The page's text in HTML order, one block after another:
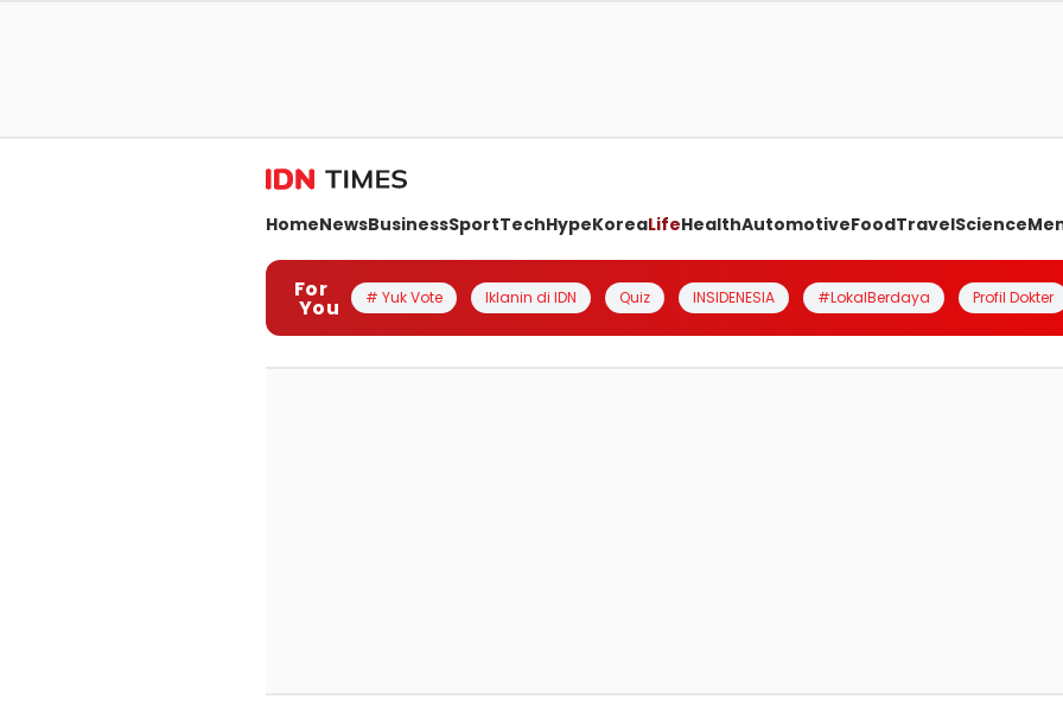
HomeNewsBusinessSportTechHypeKoreaLifeHealthAutomotiveFoodTravelScience
For
You # Yuk Vote Iklanin di IDN Quiz INSIDENESIA #LokalBerdaya Profil Dokter